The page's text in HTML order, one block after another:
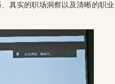
真实的职场洞察以及清晰的职业